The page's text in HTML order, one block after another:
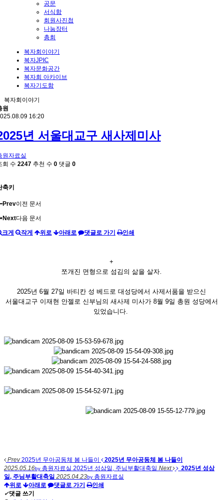
공문
서식함
회원사진첩
나눔장터
총회
복자회이야기
복자JPIC
복자문화공간
복자회 아카이브
복자기도함
복자회이야기
원
16:20
년 서울대교구 새사제미사
원자료실
회 수 2247 추천 수 0 댓글 0
축키
Prev이전 문서
Next다음 문서
크게 작게 위로 아래로 댓글로 가기 인쇄
+
쪼개진 면형으로 섬김의 삶을 살자.
2025년 6월 27일 바티칸 성 베드로 대성당에서 사제서품을 받으신
서울대교구 이재현 안젤로 신부님의 새사제 미사가 8월 9일 총원 성당에서
있었습니다.
Prev2025년 무아공동체 봄 나들이
2025년 무아공동체 봄 나들이
2025.05.16by 총원자료실 2025년 성삼일, 주님부활대축일 Next
2025년 성삼
일, 주님부활대축일 2025.04.23by 총원자료실
위로
아래로 댓글로 가기
인쇄
✔댓글 쓰기